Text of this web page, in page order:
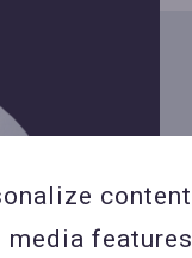
content
media features